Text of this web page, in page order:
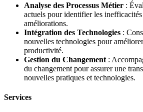
Analyse des Processus Métier :
actuels pour identifier les
améliorations.
Intégration des Technologies :
nouvelles technologies pour
productivité.
Gestion du Changement :
du changement pour assurer une
nouvelles pratiques et technologies.
Services